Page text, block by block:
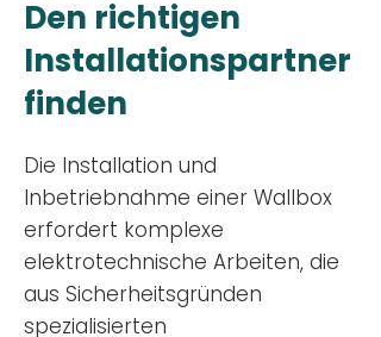
Den richtigen
Installationspartner
finden
Die Installation und
Inbetriebnahme einer Wallbox
erfordert komplexe
elektrotechnische Arbeiten, die
aus Sicherheitsgründen
spezialisierten